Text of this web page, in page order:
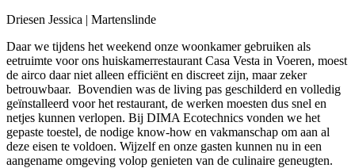
Driesen Jessica | Martenslinde
Daar we tijdens het weekend onze woonkamer gebruiken als
eetruimte voor ons huiskamerrestaurant Casa Vesta in Voeren, moest
de airco daar niet alleen efficiënt en discreet zijn, maar zeker
betrouwbaar. Bovendien was de living pas geschilderd en volledig
geïnstalleerd voor het restaurant, de werken moesten dus snel en
netjes kunnen verlopen. Bij DIMA Ecotechnics vonden we het
gepaste toestel, de nodige know-how en vakmanschap om aan al
deze eisen te voldoen. Wijzelf en onze gasten kunnen nu in een
aangename omgeving volop genieten van de culinaire geneugten.